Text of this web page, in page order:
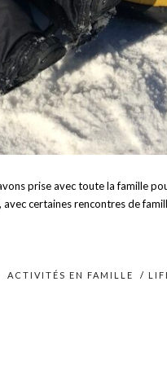
prise avec toute la famille
certaines rencontres de
ACTIVITÉS EN FAMILLE /